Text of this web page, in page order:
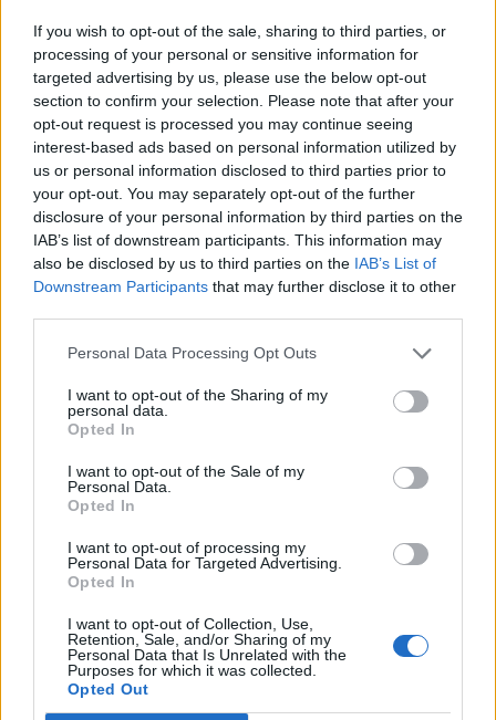
If you wish to opt-out of the sale, sharing to third parties, or
processing of your personal or sensitive information for
targeted advertising by us, please use the below opt-out
section to confirm your selection. Please note that after your
opt-out request is processed you may continue seeing
interest-based ads based on personal information utilized by
us or personal information disclosed to third parties prior to
your opt-out. You may separately opt-out of the further
disclosure of your personal information by third parties on the
IAB’s list of downstream participants. This information may
also be disclosed by us to third parties on the IAB’s List of
Downstream Participants that may further disclose it to other
Personal Data Processing Opt Outs
I want to opt-out of the Sharing of my
personal data.
Opted In
I want to opt-out of the Sale of my
Personal Data.
Opted In
I want to opt-out of processing my
Personal Data for Targeted Advertising.
Opted In
I want to opt-out of Collection, Use,
Retention, Sale, and/or Sharing of my
Personal Data that Is Unrelated with the
Purposes for which it was collected.
Opted Out